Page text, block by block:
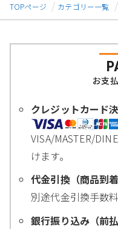
TOPページ
カテゴリー一覧
お支
クレジットカード
VISA/MASTER/
けます。
代金引換（商品到着
別途代金引換手数
銀行振り込み（前払